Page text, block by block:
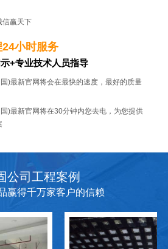
信赢天下
小时服务
+专业技术人员指导
官网将会在最快的速度，最好的质量
最新官网将在30分钟内您去电，为您提供
公司工程案例
赢得千万家客户的信赖